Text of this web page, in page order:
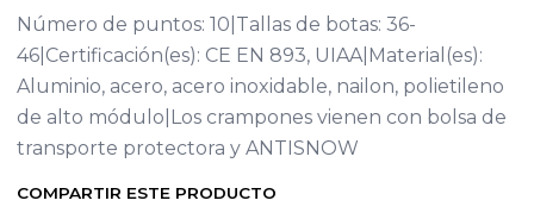
Número de puntos: 10|Tallas de botas: 36-
46|Certificación(es): CE EN 893, UIAA|Material(es):
Aluminio, acero, acero inoxidable, nailon, polietileno
de alto módulo|Los crampones vienen con bolsa de
transporte protectora y ANTISNOW
COMPARTIR ESTE PRODUCTO